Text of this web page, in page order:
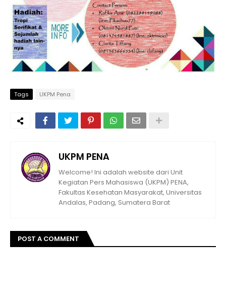
Tags UKPM Pena
UKPM PENA
Welcome! Ini adalah website dari Unit
Kegiatan Pers Mahasiswa (UKPM) PENA,
Fakultas Kesehatan Masyarakat, Universitas
Andalas, Padang, Sumatera Barat
POST A COMMENT